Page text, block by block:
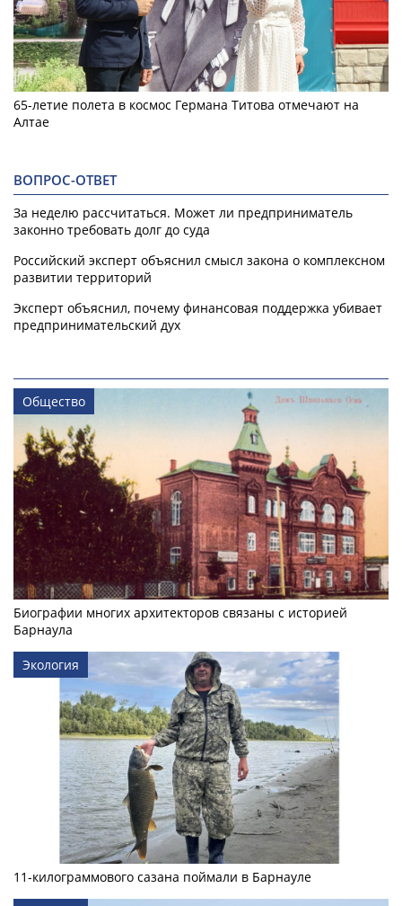
65-летие полета в космос Германа Титова отмечают на
Алтае
ВОПРОС-ОТВЕТ
За неделю рассчитаться. Может ли предприниматель
законно требовать долг до суда
Российский эксперт объяснил смысл закона о комплексном
развитии территорий
Эксперт объяснил, почему финансовая поддержка убивает
предпринимательский дух
Общество
Биографии многих архитекторов связаны с историей
Барнаула
Экология
11-килограммового сазана поймали в Барнауле